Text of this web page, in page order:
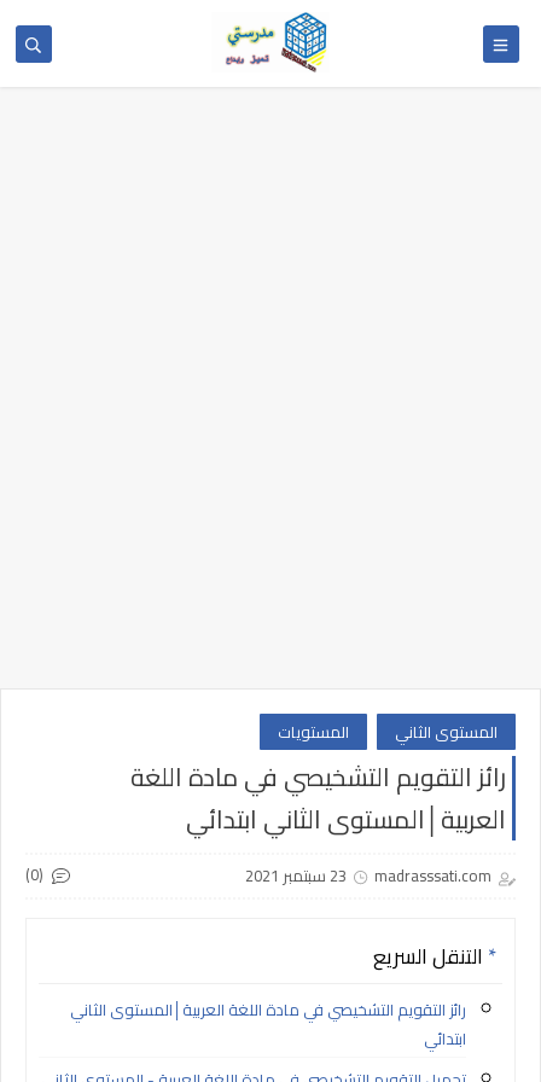
المستوى الثاني المستويات
رائز التقويم التشخيصي في مادة اللغة
العربية│المستوى الثاني ابتدائي
madrasssati.com 23 سبتمبر 2021 (0)
التنقل السريع
رائز التقويم التشخيصي في مادة اللغة العربية│المستوى الثاني
ابتدائي